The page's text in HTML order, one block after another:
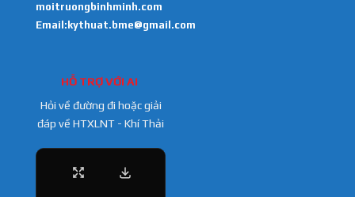
moitruongbinhminh.com
Email:kythuat.bme@gmail.com
HỖ TRỢ VỚI AI
Hỏi về đường đi hoặc giải
đáp về HTXLNT - Khí Thải